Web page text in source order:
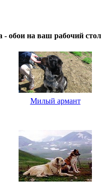
обои на ваш рабочий стол
Милый армант